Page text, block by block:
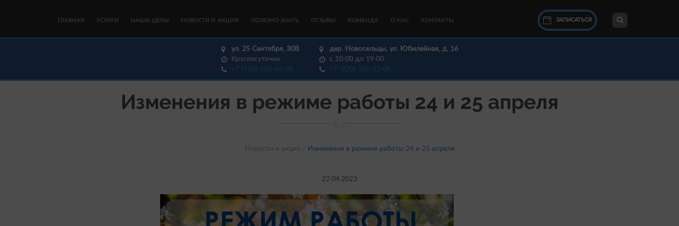
ГЛАВНАЯ УСЛУГИ НАШИ ЦЕНЫ НОВОСТИ И АКЦИИ ПОЛЕЗНО ЗНАТЬ ОТЗЫВЫ КОМАНДА О НАС КОНТАКТЫ ЗАПИСАТЬСЯ
ул. 25 Сентября, 30В
Круглосуточно
+7 (920) 300-04-00
дер. Новосельцы, ул. Юбилейная, д. 16
с 10:00 до 19:00
+7 (920) 301-22-00
Изменения в режиме работы 24 и 25 апреля
Новости и акции / Изменения в режиме работы 24 и 25 апреля
22.04.2023